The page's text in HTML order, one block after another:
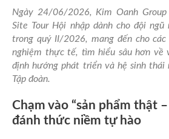
Ngày 24/06/2026, Kim Oanh
Site Tour Hội nhập dành cho đội
trong quý II/2026, mang đến cho
nghiệm thực tế, tìm hiểu sâu hơn về
định hướng phát triển và hệ sinh thái
Tập đoàn.
Chạm vào “sản phẩm thật
đánh thức niềm tự hào